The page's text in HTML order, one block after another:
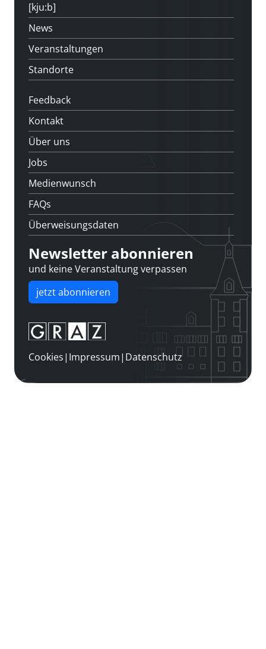
[kju:b]
News
Veranstaltungen
Standorte
Feedback
Kontakt
Über uns
Jobs
Medienwunsch
FAQs
Überweisungsdaten
Newsletter abonnieren
und keine Veranstaltung verpassen
jetzt abonnieren
Cookies| Impressum| Datenschutz